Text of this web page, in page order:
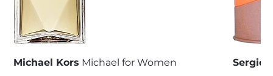
Michael Kors Michael for Women Sergio